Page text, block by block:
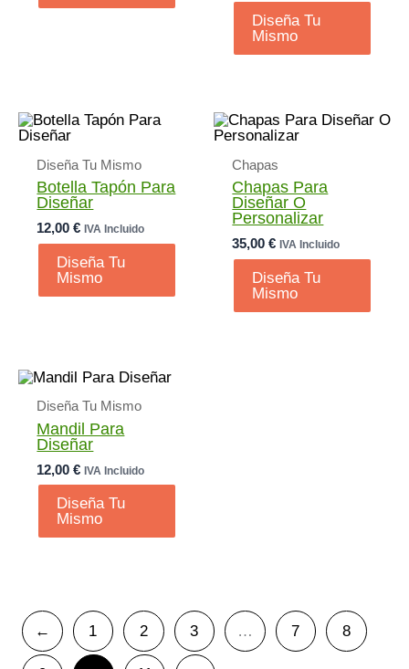
Diseña Tu
Mismo
Diseña Tu Mismo
Botella Tapón Para
Diseñar
12,00€ IVA Incluido
Diseña Tu
Mismo
Chapas
Chapas Para
Diseñar O
Personalizar
35,00€ IVA Incluido
Diseña Tu
Mismo
Diseña Tu Mismo
Mandil Para
Diseñar
12,00€ IVA Incluido
Diseña Tu
Mismo
← 1 2 3 … 7 8